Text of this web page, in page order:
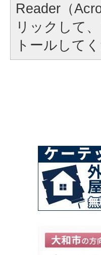
Reader（
リックして
トールして